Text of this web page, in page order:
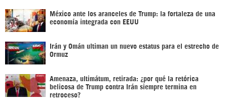
México ante los aranceles de Trump: la fortaleza de una
economía integrada con EEUU
Irán y Omán ultiman un nuevo estatus para el estrecho de
Ormuz
Amenaza, ultimátum, retirada: ¿por qué la retórica
belicosa de Trump contra Irán siempre termina en
retroceso?